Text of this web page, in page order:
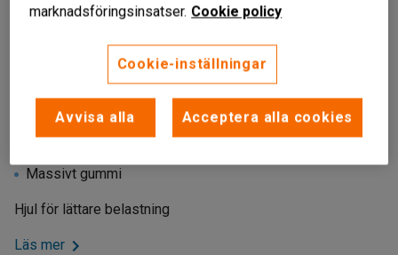
Liknande produkter
Massivt gummi
Hjul för lättare belastning
Läs mer
marknadsföringsinsatser. Cookie policy
Cookie-inställningar
Avvisa alla Acceptera alla cookies